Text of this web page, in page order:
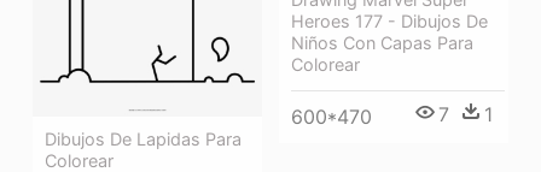
Heroes 177 - Dibujos De
Niños Con Capas Para
Colorear
600*470 7 1
Dibujos De Lapidas Para
Colorear